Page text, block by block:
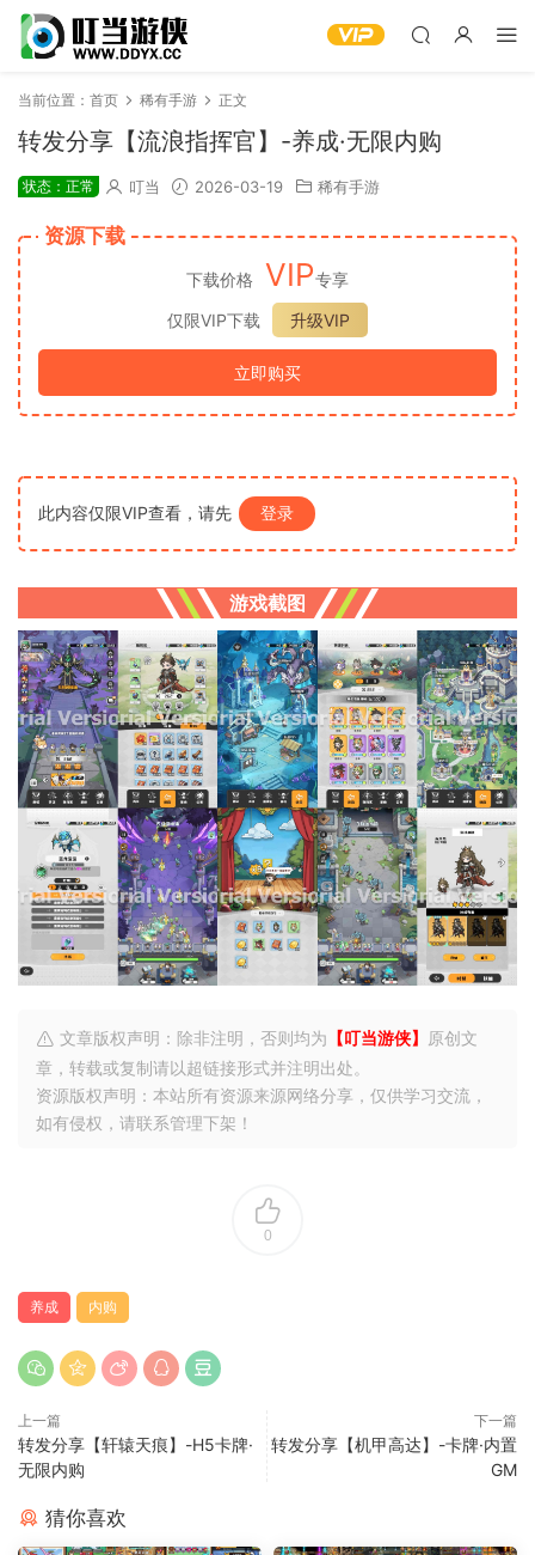
当前位置： 首页 稀有手游 正文
转发分享【流浪指挥官】-养成·无限内购
状态：正常 叮当 2026-03-19 稀有手游
资源下载
下载价格 VIP专享
仅限VIP下载
升级VIP
立即购买
此内容仅限VIP查看，请先 登录
游戏截图
文章版权声明：除非注明，否则均为 【叮当游侠】
原创文
章，转载或复制请以超链接形式并注明出处。
资源版权声明：本站所有资源来源网络分享，仅供学习交流，
如有侵权，请联系管理下架！
0
养成 内购
上一篇
转发分享【轩辕天痕】-H5卡牌·
无限内购
下一篇
转发分享【机甲高达】-卡牌·内置
GM
猜你喜欢